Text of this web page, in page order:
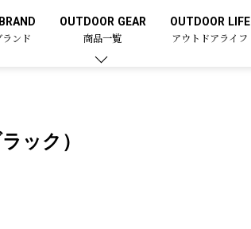
ンド
OUTDOOR GEAR
商品一覧
OUTDOOR LIFE
アウトドアライフ
ック）